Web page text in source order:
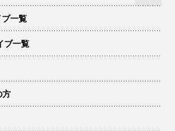
一覧
ブ一覧
方